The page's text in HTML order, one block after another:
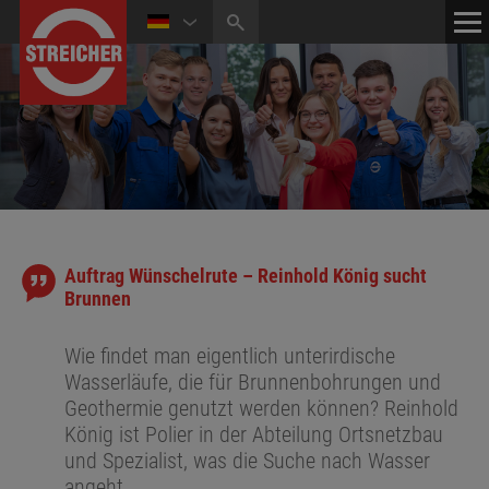
HOME KONTAKT
MEDIATHEK
Auftrag Wünschelrute – Reinhold König sucht
Brunnen
Wie findet man eigentlich unterirdische
Wasserläufe, die für Brunnenbohrungen und
Geothermie genutzt werden können? Reinhold
König ist Polier in der Abteilung Ortsnetzbau
und Spezialist, was die Suche nach Wasser